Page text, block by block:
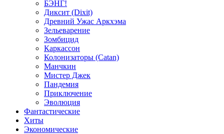
БЭНГ!
Диксит (Dixit)
Древний Ужас Аркхэма
Зельеварение
Зомбицид
Каркассон
Колонизаторы (Catan)
Манчкин
Мистер Джек
Пандемия
Приключение
Эволюция
Фантастические
Хиты
Экономические